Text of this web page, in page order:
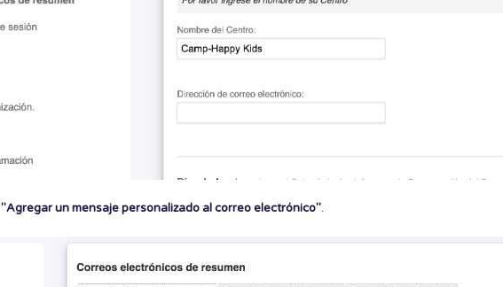
"Agregar un mensaje personalizado al correo electrónico".